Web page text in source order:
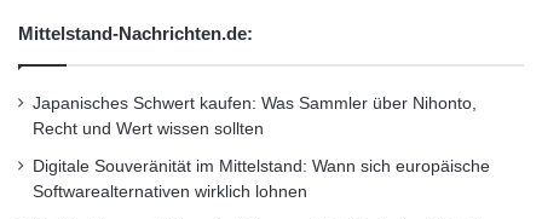
Augenermüdung wird vermindert
Das Tragen einer Nachtfahrbrille reduziert die
Belastung und damit auch die Ermüdung der
Mittelstand-Nachrichten.de:
Japanisches Schwert kaufen: Was Sammler über Nihonto,
Recht und Wert wissen sollten
Digitale Souveränität im Mittelstand: Wann sich europäische
Softwarealternativen wirklich lohnen